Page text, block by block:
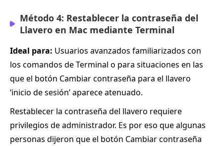
Método 4: Restablecer la contraseña del
Llavero en Mac mediante Terminal
Ideal para: Usuarios avanzados familiarizados con
los comandos de Terminal o para situaciones en las
que el botón Cambiar contraseña para el llavero
‘inicio de sesión’ aparece atenuado.
Restablecer la contraseña del llavero requiere
privilegios de administrador. Es por eso que algunas
personas dijeron que el botón Cambiar contraseña